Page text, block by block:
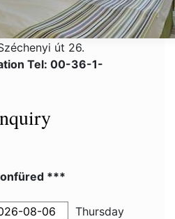
út 26.
Tel: 00-36-1-
***
Thursday